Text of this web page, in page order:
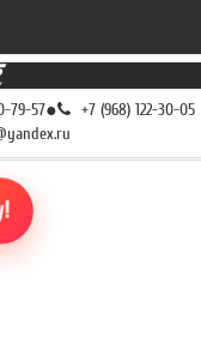
79-57● +7 (968) 122-30-05